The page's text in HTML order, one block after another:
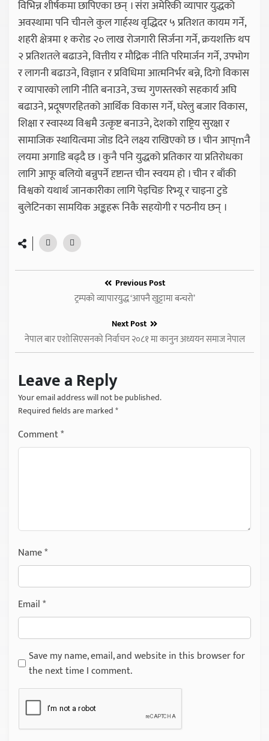
विभिन्न शीर्षकमा छापिएका छन् । संरा अमेरिकी व्यापार युद्धको
अवस्थामा पनि चीनले कुल गार्हस्थ वृद्धिदर ५ प्रतिशत कायम गर्ने,
शहरी क्षेत्रमा १ करोड २० लाख रोजगारी सिर्जना गर्ने, क्रयशक्ति थप
२ प्रतिशतले बढाउने, वित्तीय र मौद्रिक नीति परिमार्जन गर्ने, उपभोग
र लागनी बढाउने, विज्ञान र प्रविधिमा आत्मनिर्भर बन्ने, दिगो विकास
र व्यापारको लागि नीति बनाउने, उच्च गुणस्तरको सहकार्य अघि
बढाउने, प्रदूषणरहितको आर्थिक विकास गर्ने, घरेलु बजार विकास,
शिक्षा र स्वास्थ्य विश्वमै उत्कृष्ट बनाउने, देशको राष्ट्रिय सुरक्षा र
सामाजिक स्थायित्वमा जोड दिने लक्ष्य राखिएको छ । चीन आप्mनै
लयमा अगाडि बढ्दै छ । कुनै पनि युद्धको प्रतिकार या प्रतिरोधका
लागि आफू बलियो बन्नुपर्ने दृष्टान्त चीन स्वयम हो । चीन र बाँकी
विश्वको यथार्थ जानकारीका लागि पेइचिङ रिभ्यू र चाइना टुडे
बुलेटिनका सामयिक अङ्कहरू निकै सहयोगी र पठनीय छन् ।
Previous Post
ट्रम्पको व्यापारयुद्ध ‘आफ्नै खुट्टामा बन्चरो’
Next Post
नेपाल बार एशोसिएसनको निर्वाचन २०८१ मा कानुन अध्ययन समाज नेपाल
Leave a Reply
Your email address will not be published.
Required fields are marked*
Comment*
Name*
Email*
Save my name, email, and website in this browser for
the next time I comment.